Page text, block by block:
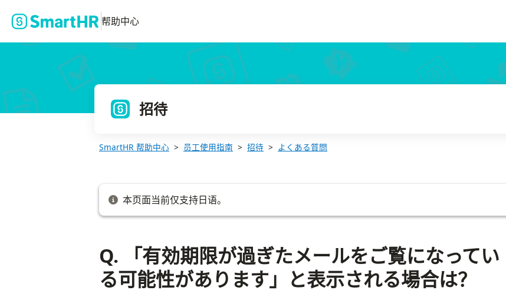
帮助中心
招待
SmartHR 帮助中心 员工使用指南 招待 よくある質問
本页面当前仅支持日语。
Q. 「有効期限が過ぎたメールをご覧になってい
る可能性があります」と表示される場合は？